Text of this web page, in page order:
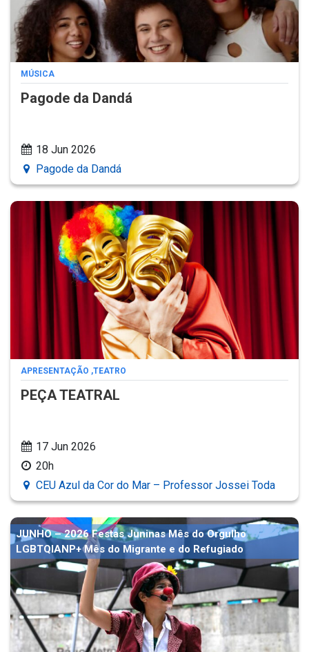
MÚSICA
Pagode da Dandá
18 Jun 2026
Pagode da Dandá
APRESENTAÇÃO ,TEATRO
PEÇA TEATRAL
17 Jun 2026
20h
CEU Azul da Cor do Mar – Professor Jossei Toda
JUNHO – 2026 Festas Juninas Mês do Orgulho
LGBTQIANP+ Mês do Migrante e do Refugiado